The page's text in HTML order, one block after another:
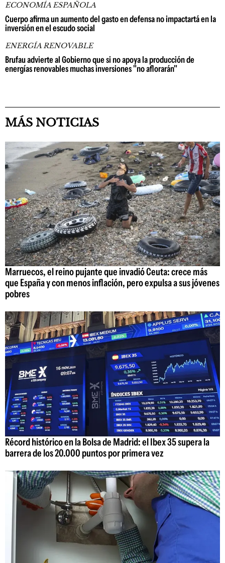
ECONOMÍA ESPAÑOLA
Cuerpo afirma un aumento del gasto en defensa no impactartá en la
inversión en el escudo social
ENERGÍA RENOVABLE
Brufau advierte al Gobierno que si no apoya la producción de
energías renovables muchas inversiones "no aflorarán"
MÁS NOTICIAS
Marruecos, el reino pujante que invadió Ceuta: crece más
que España y con menos inflación, pero expulsa a sus jóvenes
pobres
Récord histórico en la Bolsa de Madrid: el Ibex 35 supera la
barrera de los 20.000 puntos por primera vez